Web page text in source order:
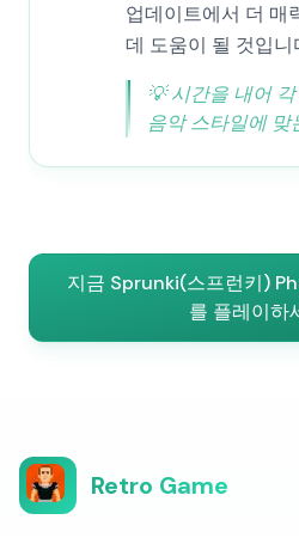
업데이트에서 더 매
데 도움이 될 것입니
💡시간을 내어
음악 스타일에 맞
지금 Sprunki(스프런키)
를 플레이하
Retro Game